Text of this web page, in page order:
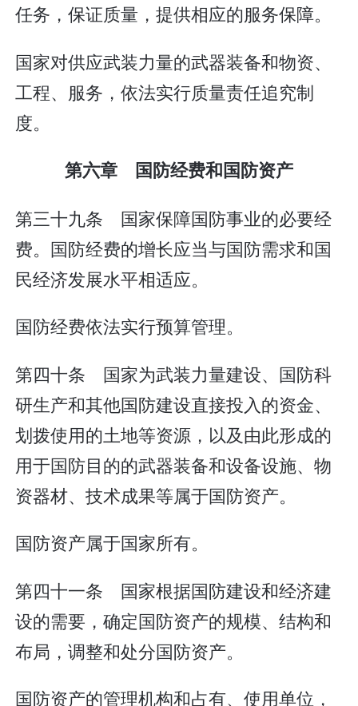
任务，保证质量，提供相应的服务保障。
国家对供应武装力量的武器装备和物资、
工程、服务，依法实行质量责任追究制
度。
第六章 国防经费和国防资产
第三十九条 国家保障国防事业的必要经
费。国防经费的增长应当与国防需求和国
民经济发展水平相适应。
国防经费依法实行预算管理。
第四十条 国家为武装力量建设、国防科
研生产和其他国防建设直接投入的资金、
划拨使用的土地等资源，以及由此形成的
用于国防目的的武器装备和设备设施、物
资器材、技术成果等属于国防资产。
国防资产属于国家所有。
第四十一条 国家根据国防建设和经济建
设的需要，确定国防资产的规模、结构和
布局，调整和处分国防资产。
国防资产的管理机构和占有、使用单位，